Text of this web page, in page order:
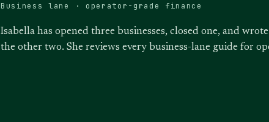
Business lane · operator-grade finance
Isabella has opened three businesses, closed one, and
the other two. She reviews every business-lane guide for